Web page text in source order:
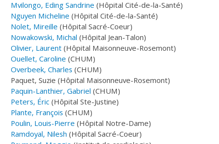
Mvilongo, Eding Sandrine (Hôpital Cité-de-la-Santé)
Nguyen Micheline (Hôpital Cité-de-la-Santé)
Nolet, Mireille(Hôpital Sacré-Coeur)
Nowakowski, Michal (Hôpital Jean-Talon)
Olivier, Laurent (Hôpital Maisonneuve-Rosemont)
Ouellet, Caroline (CHUM)
Overbeek, Charles (CHUM)
Paquet, Suzie (Hôpital Maisonneuve-Rosemont)
Paquin-Lanthier, Gabriel (CHUM)
Peters, Éric (Hôpital Ste-Justine)
Plante, François (CHUM)
Poulin, Louis-Pierre (Hôpital Notre-Dame)
Ramdoyal, Nilesh (Hôpital Sacré-Coeur)